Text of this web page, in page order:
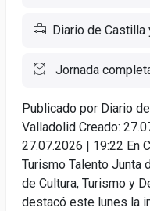
Diario de Castilla
Jornada
Publicado por Diario
Valladolid Creado:
27.07.2026 | 19:22 En
Turismo Talento Junta
de Cultura, Turismo y
destacó este lunes la